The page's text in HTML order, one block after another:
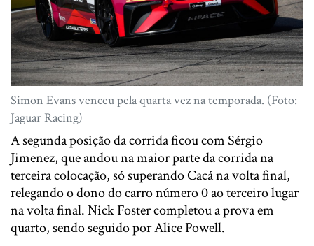
Simon Evans venceu pela quarta vez na temporada. (Foto:
Jaguar Racing)
A segunda posição da corrida ficou com Sérgio
Jimenez, que andou na maior parte da corrida na
terceira colocação, só superando Cacá na volta final,
relegando o dono do carro número 0 ao terceiro lugar
na volta final. Nick Foster completou a prova em
quarto, sendo seguido por Alice Powell.